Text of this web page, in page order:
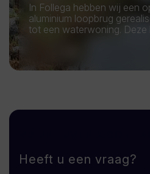
In Follega hebben wij een
aluminium loopbrug
tot een waterwoning.
aluminium is gekozen
voor een veilige en stabiele
Heeft u een vraag?